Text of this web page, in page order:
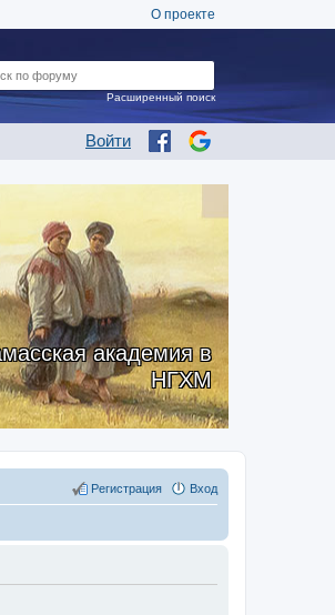
О проекте
Войти
Расширенный поиск
академия в
НГХМ
Вход
Регистрация